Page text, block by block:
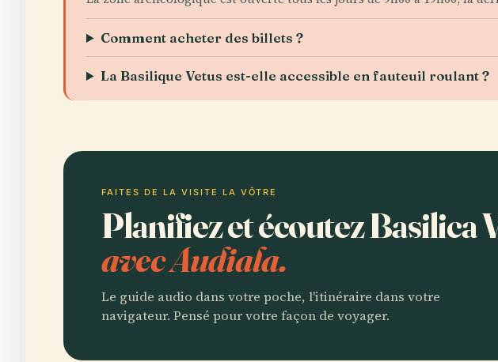
Comment acheter des billets ?
La Basilique Vetus est-elle accessible en fauteuil roulant ?
FAITES DE LA VISITE LA VÔTRE
Planifiez et écoutez Basilica
avec Audiala.
Le guide audio dans votre poche, l'itinéraire dans votre
navigateur. Pensé pour votre façon de voyager.